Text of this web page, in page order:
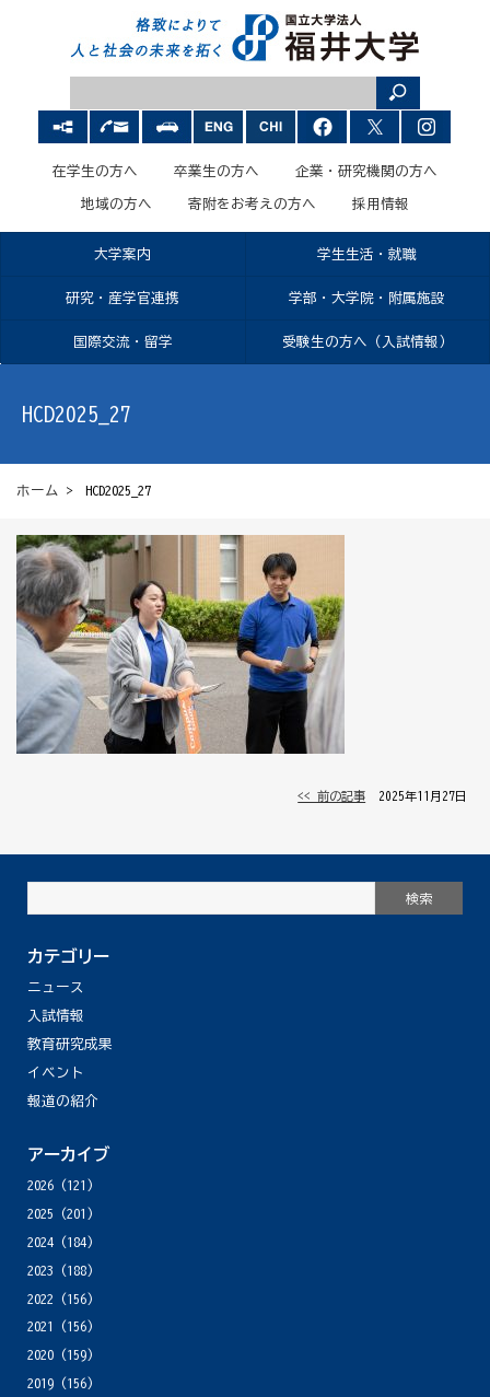
在学生の方へ 卒業生の方へ 企業・研究機関の方へ
地域の方へ 寄附をお考えの方へ 採用情報
大学案内 学生生活・就職
研究・産学官連携 学部・大学院・附属施設
国際交流・留学 受験生の方へ（入試情報）
HCD2025_27
ホーム > HCD2025_27
<< 前の記事 │ 2025年11月27日 │
カテゴリー
ニュース
入試情報
教育研究成果
イベント
報道の紹介
アーカイブ
2026(121)
2025 (201)
2024(184)
2023 (188)
2022 (156)
2021
(156)
2020(159)
2019(156)